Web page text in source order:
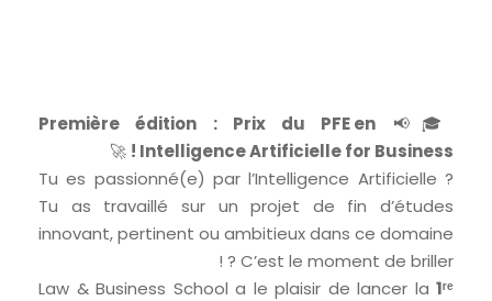
🎓📢
Première édition : Prix du PFE en
Intelligence Artificielle for Business !
🚀
Tu es passionné(e) par l’Intelligence Artificielle ?
Tu as travaillé sur un projet de fin d’études
innovant, pertinent ou ambitieux dans ce domaine
? C’est le moment de briller !
Law & Business School a le plaisir de lancer la 1ʳᵉ